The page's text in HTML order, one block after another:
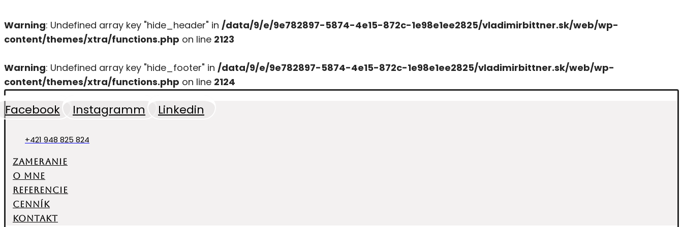
Warning: Undefined array key "hide_header" in /data/9/e/9e782897-5874-4e15-872c-1e98e1ee2825/vladimirbittner.sk/web/wp-
content/themes/xtra/functions.php on line 2123
Warning: Undefined array key "hide_footer" in /data/9/e/9e782897-5874-4e15-872c-1e98e1ee2825/vladimirbittner.sk/web/wp-
content/themes/xtra/functions.php on line 2124
Facebook Instagramm Linkedin
+421 948 825 824
Zameranie
O mne
Referencie
Cenník
Kontakt